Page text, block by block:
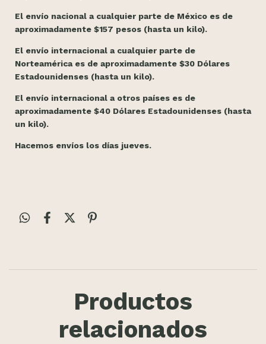
El envío nacional a cualquier parte de México es de
aproximadamente $157 pesos (hasta un kilo).
El envío internacional a cualquier parte de
Norteamérica es de aproximadamente $30 Dólares
Estadounidenses (hasta un kilo).
El envío internacional a otros países es de
aproximadamente $40 Dólares Estadounidenses (hasta
un kilo).
Hacemos envíos los días jueves.
Productos
relacionados